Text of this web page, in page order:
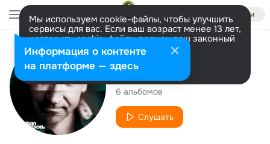
Войти
Мы используем cookie-файлы, чтобы улучшить
сервисы для вас. Если ваш возраст менее 13 лет,
настроить cookie-файлы должен ваш законный
представитель. Больше информации
Разрешить все Настроить
Исполнитель
Kristian Hermanson
6 альбомов
Слушать
Информация о контенте
на платформе — здесь